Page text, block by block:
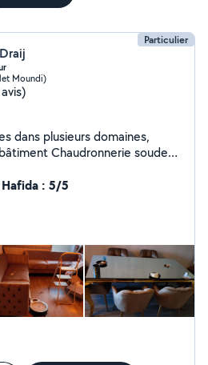
Particulier
Moundi)
dans plusieurs domaines,
soudeur
a
ans, plus de 20 ans
N'hésitez pas à me
quelle renseignement. Je
à distance gratuitement, pour
Cordialement à toutes et à
: 5/5